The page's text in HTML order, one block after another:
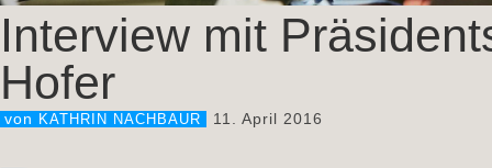
Interview mit
Hofer
von KATHRIN NACHBAUR 11. April 2016